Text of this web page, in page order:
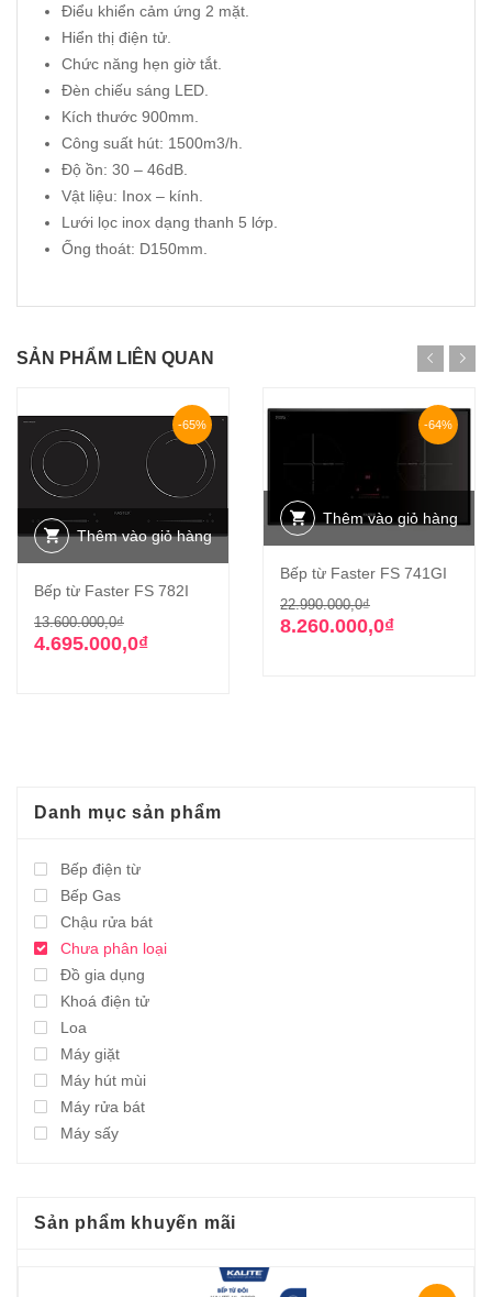
Điểu khiển cảm ứng 2 mặt.
Hiển thị điện tử.
Chức năng hẹn giờ tắt.
Đèn chiếu sáng LED.
Kích thước 900mm.
Công suất hút: 1500m3/h.
Độ ồn: 30 – 46dB.
Vật liệu: Inox – kính.
Lưới lọc inox dạng thanh 5 lớp.
Ống thoát: D150mm.
SẢN PHẨM LIÊN QUAN
-65%
Thêm vào giỏ hàng
Bếp từ Faster FS 782I
13.600.000,0₫Giá
gốc
4.695.000,0₫
Giá
hiện
-64%
Thêm vào giỏ hàng
Bếp từ Faster FS 741GI
22.990.000,0₫Giá
gốc
8.260.000,0₫
Giá
hiện
Danh mục sản phẩm
Bếp điện từ
Bếp Gas
Chậu rửa bát
Chưa phân loại
Đồ gia dụng
Khoá điện tử
Loa
Máy giặt
Máy hút mùi
Máy rửa bát
Máy sấy
Sản phẩm khuyến mãi